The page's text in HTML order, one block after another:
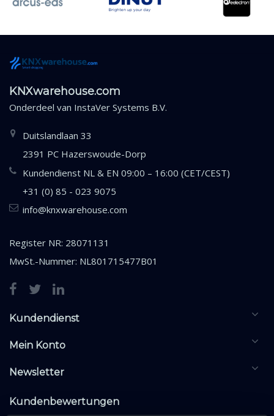
KNXwarehouse.com
Onderdeel van InstaVer Systems B.V.
Duitslandlaan 33
2391 PC Hazerswoude-Dorp
Kundendienst NL & EN 09:00 – 16:00 (CET/CEST)
+31 (0) 85 - 023 9075
info@knxwarehouse.com
Register NR: 28071131
MwSt.-Nummer: NL801715477B01
Kundendienst
Mein Konto
Newsletter
Kundenbewertungen